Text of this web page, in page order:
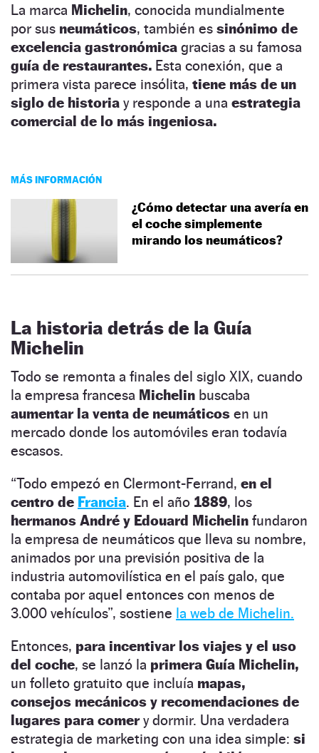
La marca Michelin, conocida mundialmente
por sus neumáticos, también es sinónimo de
excelencia gastronómica gracias a su famosa
guía de restaurantes. Esta conexión, que a
primera vista parece insólita, tiene más de un
siglo de historia y responde a una estrategia
comercial de lo más ingeniosa.
MÁS INFORMACIÓN
¿Cómo detectar una avería en
el coche simplemente
mirando los neumáticos?
La historia detrás de la Guía
Michelin
Todo se remonta a finales del siglo XIX, cuando
la empresa francesa Michelin buscaba
aumentar la venta de neumáticos en un
mercado donde los automóviles eran todavía
escasos.
“Todo empezó en Clermont-Ferrand, en el
centro de Francia. En el año 1889, los
hermanos André y Edouard Michelin fundaron
la empresa de neumáticos que lleva su nombre,
animados por una previsión positiva de la
industria automovilística en el país galo, que
contaba por aquel entonces con menos de
3.000 vehículos”, sostiene la web de Michelin.
Entonces, para incentivar los viajes y el uso
del coche, se lanzó la primera Guía Michelin,
un folleto gratuito que incluía mapas,
consejos mecánicos y recomendaciones de
lugares para comery dormir. Una verdadera
estrategia de marketing con una idea simple: si